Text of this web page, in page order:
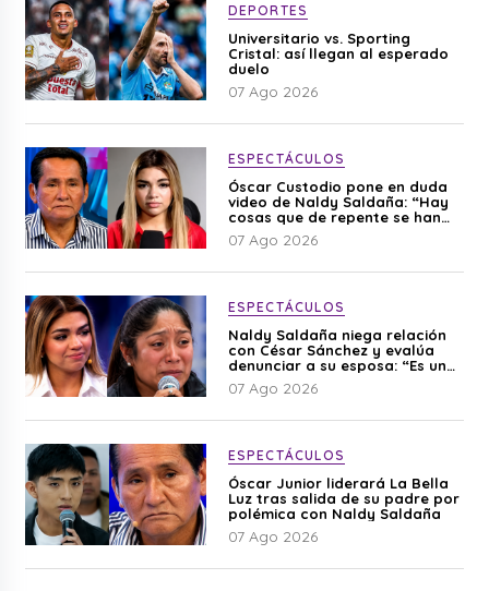
DEPORTES
Universitario vs. Sporting
Cristal: así llegan al esperado
duelo
07 Ago 2026
ESPECTÁCULOS
Óscar Custodio pone en duda
video de Naldy Saldaña: “Hay
cosas que de repente se han
editado”
07 Ago 2026
ESPECTÁCULOS
Naldy Saldaña niega relación
con César Sánchez y evalúa
denunciar a su esposa: “Es una
difamación”
07 Ago 2026
ESPECTÁCULOS
Óscar Junior liderará La Bella
Luz tras salida de su padre por
polémica con Naldy Saldaña
07 Ago 2026